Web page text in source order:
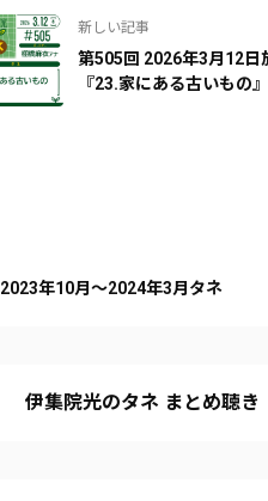
新しい記事
第505回 2026年3月12日
『23.家にある古いもの』
2023年10月～2024年3月タネ
伊集院光のタネ まとめ聴き